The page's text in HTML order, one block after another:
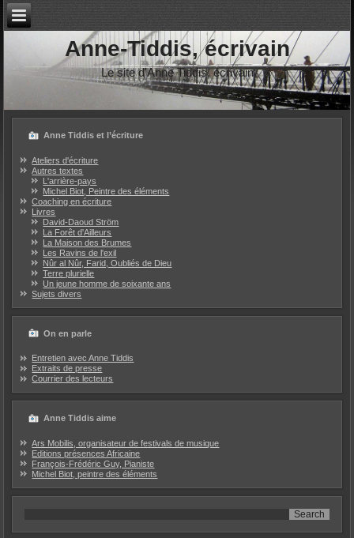
Anne-Tiddis, écrivain
Le site d'Anne Tiddis, écrivain
Anne Tiddis et l’écriture
Ateliers d'écriture
Autres textes
L'arrière-pays
Michel Biot, Peintre des éléments
Coaching en écriture
Livres
David-Daoud Ström
La Forêt d'Ailleurs
La Maison des Brumes
Les Ravins de l'exil
Nûr al Nûr, Farid, Oubliés de Dieu
Terre plurielle
Un jeune homme de soixante ans
Sujets divers
On en parle
Entretien avec Anne Tiddis
Extraits de presse
Courrier des lecteurs
Anne Tiddis aime
Ars Mobilis, organisateur de festivals de musique
Editions présences Africaine
François-Frédéric Guy, Pianiste
Michel Biot, peintre des éléments